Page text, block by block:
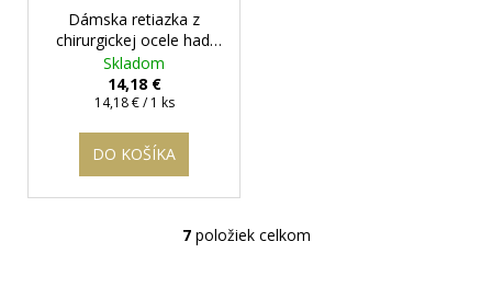
Dámska retiazka z
chirurgickej ocele hadí
vzor - Charlotte III.
Skladom
14,18 €
Jednotková
14,18 € / 1 ks
DO KOŠÍKA
O
7položiek celkom